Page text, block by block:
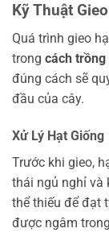
Kỹ Thuật
Quá trình gieo
trong cách
đúng cách sẽ
đầu của cây.
Xử Lý Hạt Giống
Trước khi gieo,
thái ngủ nghỉ và
thể thiếu để đạt
được ngâm